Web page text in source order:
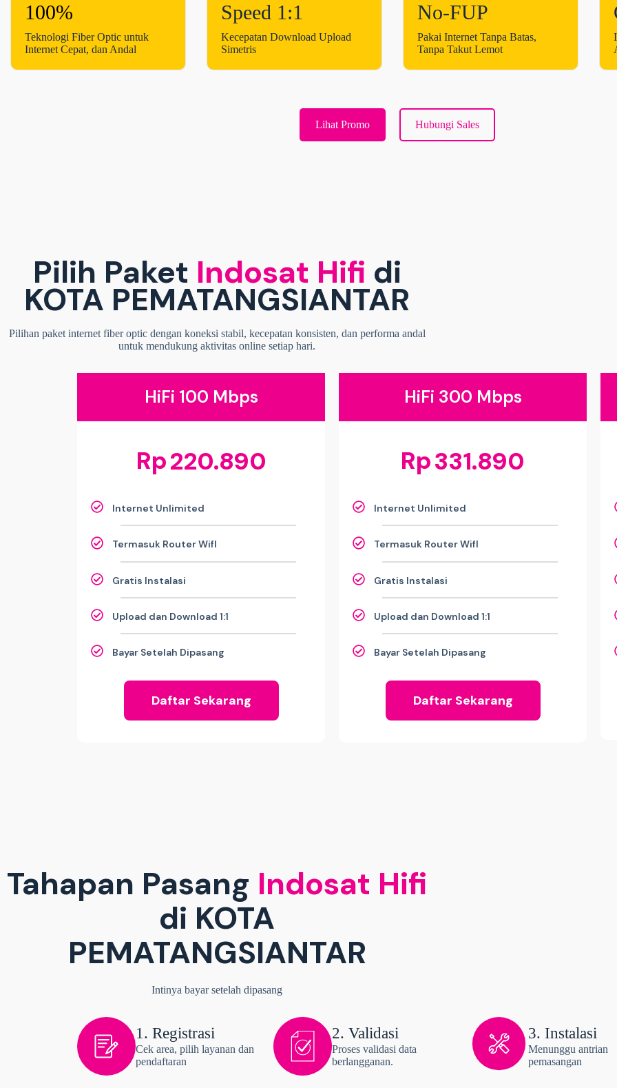
100%
Teknologi Fiber Optic untuk
Internet Cepat, dan Andal
Speed 1:1
Kecepatan Download Upload
Simetris
No-FUP
Pakai Internet Tanpa Batas,
Tanpa Takut Lemot
Lihat Promo Hubungi Sales
Pilih Paket Indosat Hifi di
KOTA PEMATANGSIANTAR
Pilihan paket internet fiber optic dengan koneksi stabil, kecepatan konsisten, dan performa andal
untuk mendukung aktivitas online setiap hari.
HiFi 100 Mbps
Rp220.890
Internet Unlimited
Termasuk Router WifI
Gratis Instalasi
Upload dan Download 1:1
Bayar Setelah Dipasang
Daftar Sekarang
HiFi 300 Mbps
Rp331.890
Internet Unlimited
Termasuk Router WifI
Gratis Instalasi
Upload dan Download 1:1
Bayar Setelah Dipasang
Daftar Sekarang
Tahapan Pasang Indosat Hifi
di KOTA
PEMATANGSIANTAR
Intinya bayar setelah dipasang
1. Registrasi
Cek area, pilih layanan dan
pendaftaran
2. Validasi
Proses validasi data
berlangganan.
3. Instalasi
Menunggu antrian
pemasangan